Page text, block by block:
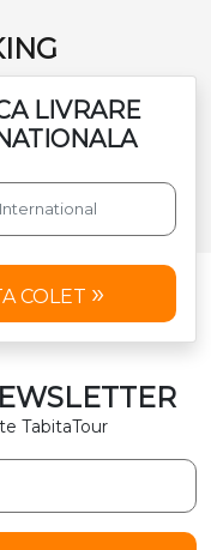
LIVRARE
COLET
TabitaTour